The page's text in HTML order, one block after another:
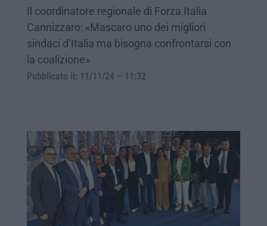
Il coordinatore regionale di Forza Italia
Cannizzaro: «Mascaro uno dei migliori
sindaci d’Italia ma bisogna confrontarsi con
la coalizione»
Pubblicato il: 11/11/24 – 11:32